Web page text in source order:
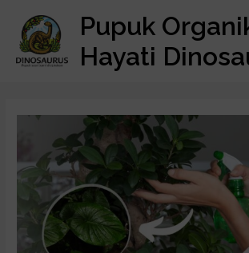
konten
Pupuk
Hayati